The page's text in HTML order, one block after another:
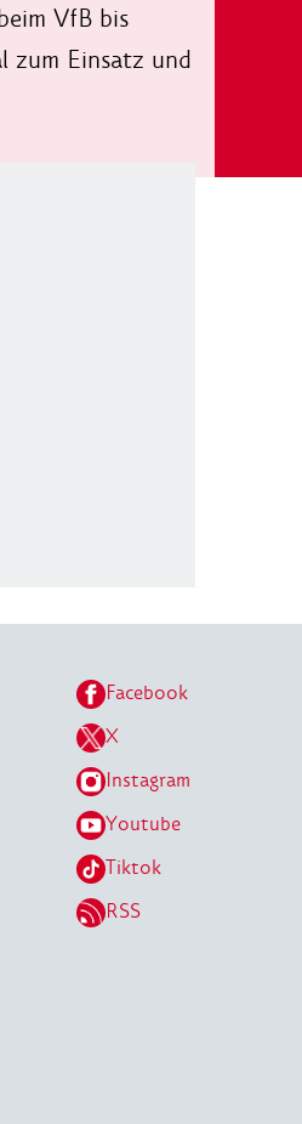
VfB bis
zum Einsatz und
Facebook
X
Instagram
Youtube
Tiktok
RSS